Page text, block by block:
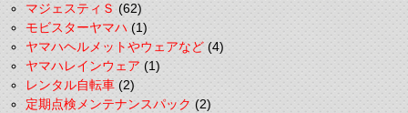
マジェスティＳ(62)
モビスターヤマハ(1)
ヤマハヘルメットやウェアなど(4)
ヤマハレインウェア(1)
レンタル自転車(2)
定期点検メンテナンスパック(2)